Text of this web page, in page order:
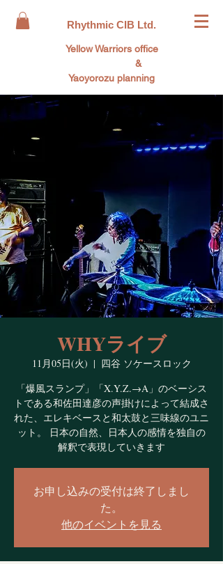
Rhythmic CIB Ltd.
Yellow Warriors office
&
Yaoyorozu planning
WHYライブ
11月05日(火)
  |
四谷 ソケースロック
「爆風スランプ」「X.Y.Z.→A」のベーシス
トである和佐田達彦の声掛けによって結成さ
れた、エレキベースと和太鼓と三味線のユニ
ット。 日本の自然、日本人の感情を独自の
解釈で表現していきます
お申し込みの受付は終了しまし
た。
他のイベントを見る